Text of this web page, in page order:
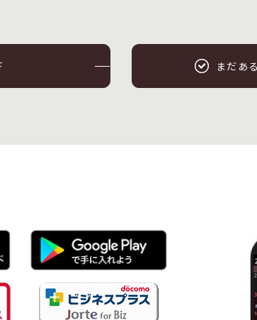
まだあ